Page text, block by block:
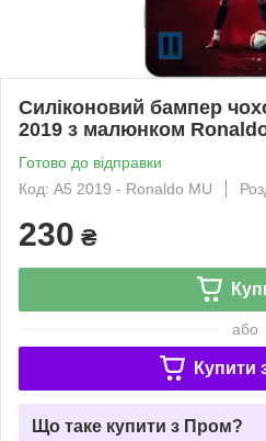
Силіконовий бампер
2019 з малюнком
Готово до відправки
Код: A5 2019 - Ronaldo MU
230 ₴
або
Купити
Що таке купити з Пром?